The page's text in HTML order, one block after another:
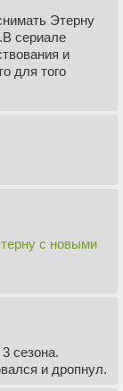
Этерну
сериале
и
для того
с новыми
сезона.
и дропнул.